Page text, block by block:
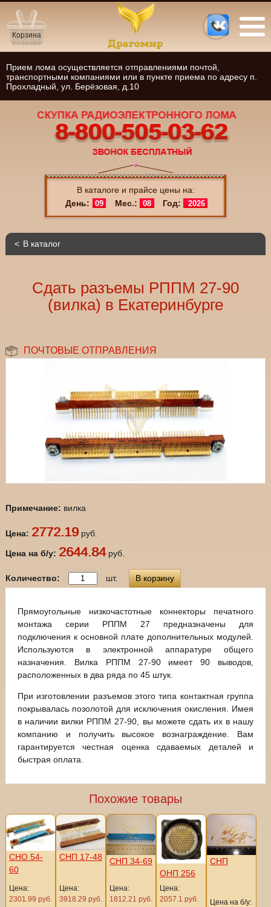
В каталоге и прайсе цены на:
День:
09 Мес.: 08 Год: 2026
Корзина
Прием лома осуществляется отправлениями почтой,
транспортными компаниями или в пункте приема по адресу п.
Прохладный, ул. Берёзовая, д.10
В каталог
Сдать разъемы РППМ 27-90
(вилка) в Екатеринбурге
ПОЧТОВЫЕ ОТПРАВЛЕНИЯ
Примечание: вилка
Цена: 2772.19руб.
Цена на б/у: 2644.84руб.
Количество: шт. В корзину
Прямоугольные низкочастотные коннекторы печатного
монтажа серии РППМ 27 предназначены для
подключения к основной плате дополнительных модулей.
Используются в электронной аппаратуре общего
назначения. Вилка РППМ 27-90 имеет 90 выводов,
расположенных в два ряда по 45 штук.
При изготовлении разъемов этого типа контактная группа
покрывалась позолотой для исключения окисления. Имея
в наличии вилки РППМ 27-90, вы можете сдать их в нашу
компанию и получить высокое вознаграждение. Вам
гарантируется честная оценка сдаваемых деталей и
быстрая оплата.
Похожие товары
СНО 54-
60
Цена:
2301.99 руб.
СНП 17-48
Цена:
3918.29 руб.
СНП 34-69
Цена:
1812.21 руб.
ОНП 256
Цена:
2057.1 руб.
СНП
Цена на б/у: